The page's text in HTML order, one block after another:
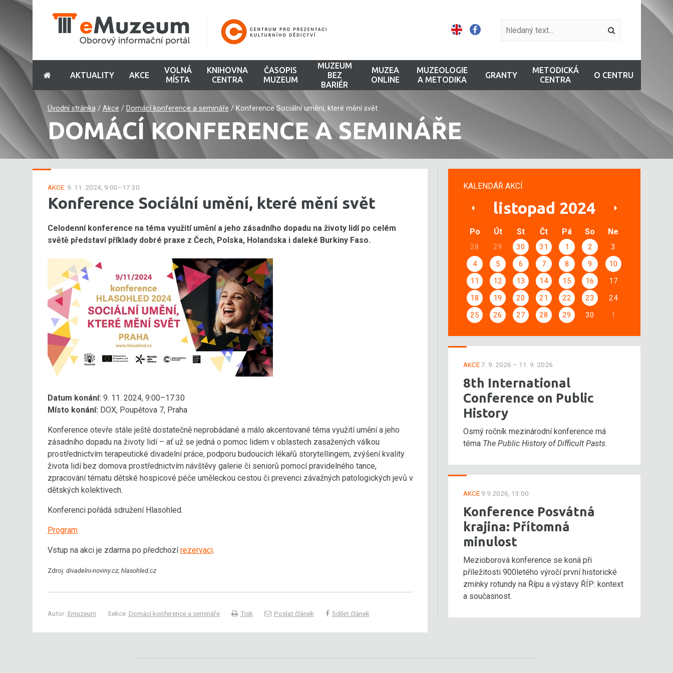
AKTUALITY AKCE
VOLNÁ
MÍSTA
KNIHOVNA
CENTRA
ČASOPIS
MUZEUM
MUZEUM
BEZ
BARIÉR
MUZEA
ONLINE
MUZEOLOGIE
A METODIKA
GRANTY
METODICKÁ
CENTRA
O CENTRU
Úvodní stránka/ Akce / Domácí konference a semináře / Konference Sociální umění, které mění svět
DOMÁCÍ KONFERENCE A SEMINÁŘE
AKCE: 9. 11. 2024, 9:00–17:30
Konference Sociální umění, které mění svět
Celodenní konference na téma využití umění a jeho zásadního dopadu na životy lidí po celém
světě představí příklady dobré praxe z Čech, Polska, Holandska i daleké Burkiny Faso.
Datum konání: 9. 11. 2024, 9:00–17:30
Místo konání: DOX, Poupětova 7, Praha
Konference otevře stále ještě dostatečně neprobádané a málo akcentované téma využití umění a jeho
zásadního dopadu na životy lidí – ať už se jedná o pomoc lidem v oblastech zasažených válkou
prostřednictvím terapeutické divadelní práce, podporu budoucích lékařů storytellingem, zvýšení kvality
života lidí bez domova prostřednictvím návštěvy galerie či seniorů pomocí pravidelného tance,
zpracování tématu dětské hospicové péče uměleckou cestou či prevenci závažných patologických jevů v
dětských kolektivech.
Konferenci pořádá sdružení Hlasohled.
Program
Vstup na akci je zdarma po předchozírezervaci.
Zdroj: divadelni-noviny.cz; hlasohled.cz
Autor: Emuzeum Sekce: Domácí konference a semináře Tisk Poslat článek Sdílet článek
KALENDÁŘ AKCÍ
listopad 2024
Po Út St Čt Pá So Ne
28 29 30 31 1 2
3
4
5 6 7 8 9
10
11
12 13 14 15 16
17
18
19 20 21 22 23
24
25
26 27 28 29 30 1
AKCE7. 9. 2026 – 11. 9. 2026
8th International
Conference on Public
History
Osmý ročník mezinárodní konference má
téma The Public History of Difficult Pasts.
AKCE 9.9.2026, 13:00
Konference Posvátná
krajina: Přítomná
minulost
Mezioborová konference se koná při
příležitosti 900letého výročí první historické
zmínky rotundy na Řípu a výstavy ŘÍP: kontext
a současnost.